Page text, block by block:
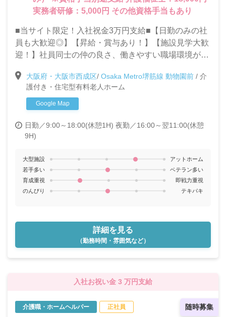
実務者研修：5,000円 その他資格手当もあり
■当サイト限定！入社祝金3万円支給■【日勤のみの社
員も大歓迎◎】【昇給・賞与あり！】【施設見学大歓
迎！】社員同士の仲の良さ、働きやすい職場環境が自
度で未経験・ブランクがある方も安心して働けます！
大阪府・大阪市西成区/ Osaka Metro堺筋線 動物園前 / 介
護付き・住宅型有料老人ホーム
Google Map
日勤／9:00～18:00(休憩1H) 夜勤／16:00～翌11:00(休憩
9H)
大型施設
アットホーム
若手多い
ベテラン多い
育成重視
即戦力重視
のんびり
テキパキ
詳細を見る
（勤務時間・雰囲気など）
入社お祝い金 3 万円支給
随時募集
介護職・ホームヘルパー 正社員